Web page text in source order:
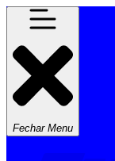
Fechar Menu